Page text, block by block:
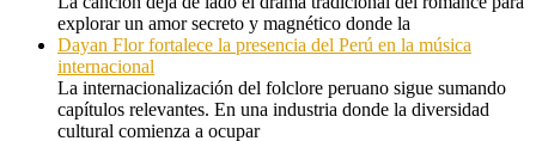
explorar un amor secreto y magnético donde la
Dayan Flor fortalece la presencia del Perú en la música
internacional
La internacionalización del folclore peruano sigue sumando
capítulos relevantes. En una industria donde la diversidad
cultural comienza a ocupar